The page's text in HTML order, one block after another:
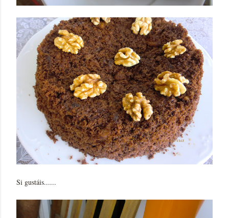
Si gustáis......